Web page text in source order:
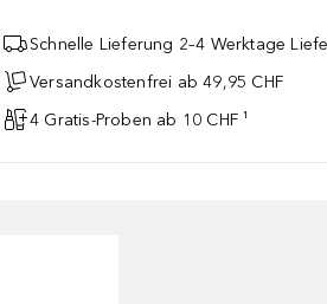
Schnelle Lieferung 2–4 Werktage
Versandkostenfrei ab 49,95 CHF
4 Gratis-Proben ab 10 CHF ¹